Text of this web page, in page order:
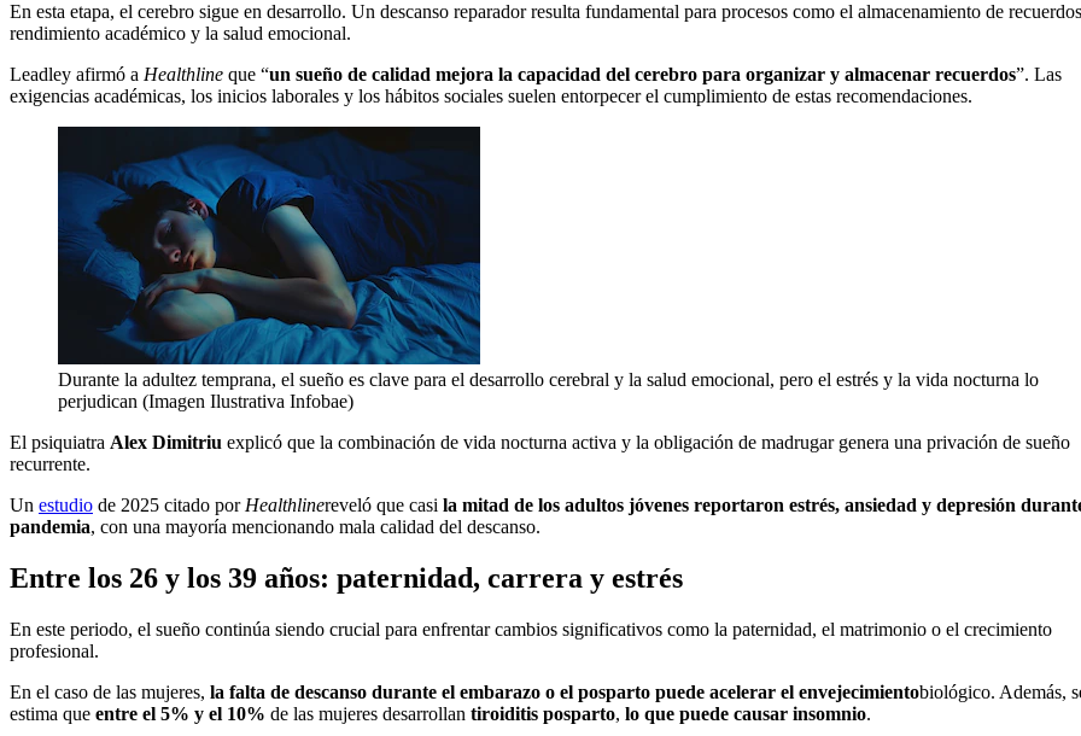
En esta etapa, el cerebro sigue en desarrollo. Un descanso reparador resulta fundamental para procesos como el almacenamiento de
rendimiento académico y la salud emocional.
Leadley afirmó a Healthline que “un sueño de calidad mejora la capacidad del cerebro para organizar y almacenar recuerdos”. Las
exigencias académicas, los inicios laborales y los hábitos sociales suelen entorpecer el cumplimiento de estas recomendaciones.
Durante la adultez temprana, el sueño es clave para el desarrollo cerebral y la salud emocional, pero el estrés y la vida nocturna lo
perjudican (Imagen Ilustrativa Infobae)
El psiquiatra Alex Dimitriu explicó que la combinación de vida nocturna activa y la obligación de madrugar genera una privación de sueño
recurrente.
Un estudio de 2025 citado por Healthlinereveló que casi la mitad de los adultos jóvenes reportaron estrés, ansiedad y depresión
pandemia, con una mayoría mencionando mala calidad del descanso.
Entre los 26 y los 39 años: paternidad, carrera y estrés
En este periodo, el sueño continúa siendo crucial para enfrentar cambios significativos como la paternidad, el matrimonio o el crecimiento
profesional.
En el caso de las mujeres, la falta de descanso durante el embarazo o el posparto puede acelerar el envejecimientobiológico. Además,
estima que entre el 5% y el 10% de las mujeres desarrollan tiroiditis posparto, lo que puede causar insomnio.